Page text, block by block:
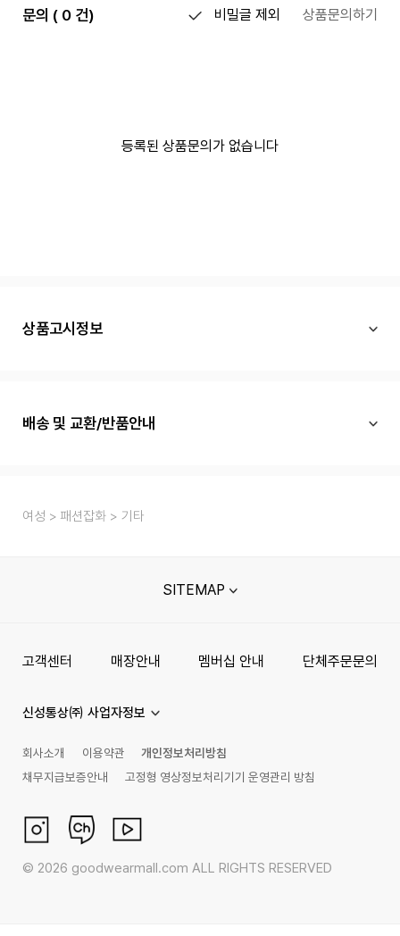
문의 ( 0 건) 비밀글 제외 상품문의하기
등록된 상품문의가 없습니다
상품고시정보
배송 및 교환/반품안내
여성 패션잡화 기타
SITEMAP
고객센터 매장안내 멤버십 안내 단체주문문의
신성통상㈜ 사업자정보
회사소개 이용약관
개인정보처리방침
채무지급보증안내
고정형 영상정보처리기기 운영관리 방침
© 2026 goodwearmall.com ALL RIGHTS RESERVED